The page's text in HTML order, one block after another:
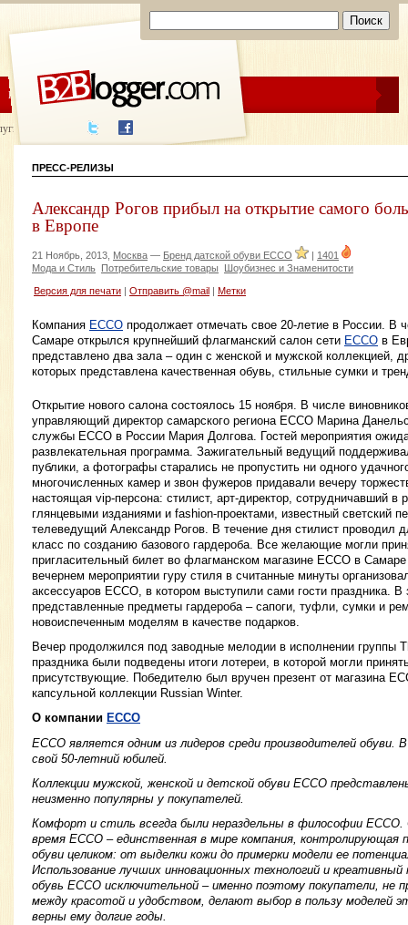
ЦЕНЫ ПОМОЩЬ
написания
ПРЕСС-РЕЛИЗЫ
Александр Рогов прибыл на открытие самого
в Европе
21 Ноябрь, 2013, Москва — Бренд датской обуви ECCO | 1401
Мода и Стиль Потребительские товары Шоубизнес и Знаменитости
Версия для печати Отправить @mail Метки
Компания ECCO продолжает отмечать свое 20-летие в России. В
Самаре открылся крупнейший флагманский салон сети ECCO в
представлено два зала – один с женской и мужской коллекцией,
которых представлена качественная обувь, стильные сумки и
Открытие нового салона состоялось 15 ноября. В числе
управляющий директор самарского региона ECCO Марина
службы ECCO в России Мария Долгова. Гостей мероприятия
развлекательная программа. Зажигательный ведущий
публики, а фотографы старались не пропустить ни одного
многочисленных камер и звон фужеров придавали вечеру
настоящая vip-персона: стилист, арт-директор, сотрудничавший
глянцевыми изданиями и fashion-проектами, известный светский
телеведущий Александр Рогов. В течение дня стилист проводил
класс по созданию базового гардероба. Все желающие могли
пригласительный билет во флагманском магазине ECCO в
вечернем мероприятии гуру стиля в считанные минуты
аксессуаров ECCO, в котором выступили сами гости праздника.
представленные предметы гардероба – сапоги, туфли, сумки и
новоиспеченным моделям в качестве подарков.
Вечер продолжился под заводные мелодии в исполнении группы
праздника были подведены итоги лотереи, в которой могли
присутствующие. Победителю был вручен презент от магазина
капсульной коллекции Russian Winter.
О компании ECCO
ЕССО является одним из лидеров среди производителей обуви.
свой 50-летний юбилей.
Коллекции мужской, женской и детской обуви ЕССО
неизменно популярны у покупателей.
Комфорт и стиль всегда были нераздельны в философии ЕССО.
время ЕССО – единственная в мире компания, контролирующая
обуви целиком: от выделки кожи до примерки модели еe
Использование лучших инновационных технологий и
обувь ЕССО исключительной – именно поэтому покупатели, не
между красотой и удобством, делают выбор в пользу моделей
верны ему долгие годы.